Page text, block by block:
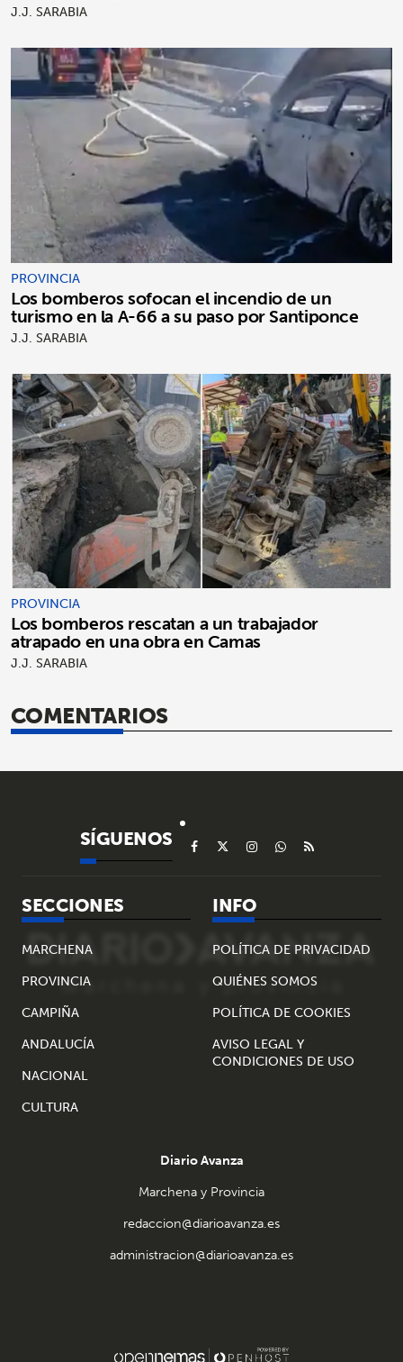
J.J. SARABIA
PROVINCIA
Los bomberos sofocan el incendio de un
turismo en la A-66 a su paso por Santiponce
J.J. SARABIA
PROVINCIA
Los bomberos rescatan a un trabajador
atrapado en una obra en Camas
J.J. SARABIA
COMENTARIOS
SÍGUENOS
SECCIONES
MARCHENA
PROVINCIA
CAMPIÑA
ANDALUCÍA
NACIONAL
CULTURA
INFO
POLÍTICA DE PRIVACIDAD
QUIÉNES SOMOS
POLÍTICA DE COOKIES
AVISO LEGAL Y
CONDICIONES DE USO
Diario Avanza
Marchena y Provincia
redaccion@diarioavanza.es
administracion@diarioavanza.es